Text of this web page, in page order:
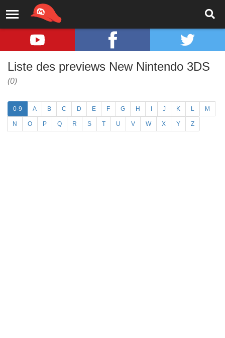
Liste des previews New Nintendo 3DS
(0)
0-9 A B C D E F G H J K L M
N O P Q R S T U V W X Y Z